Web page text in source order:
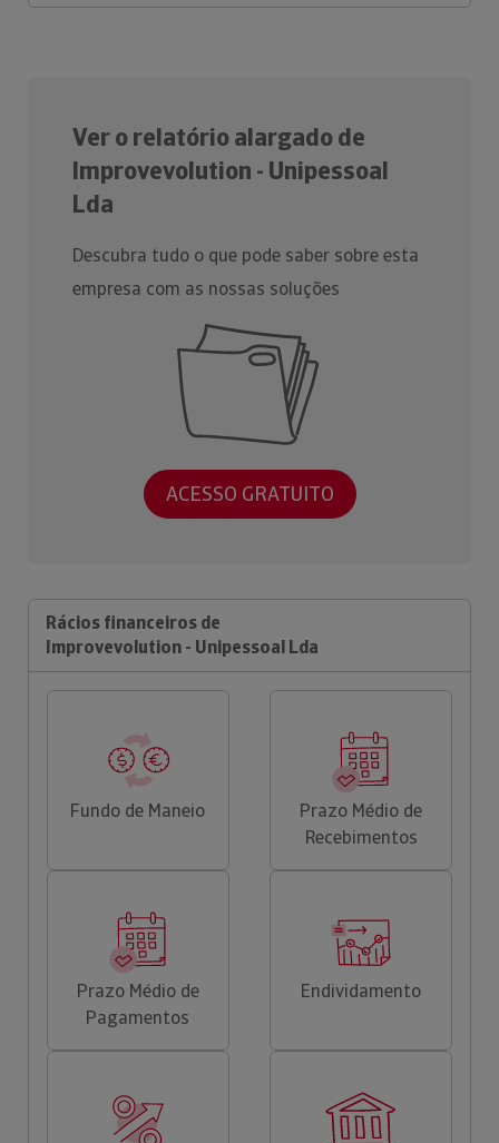
Ver o relatório alargado de
Improvevolution - Unipessoal
Lda
Descubra tudo o que pode saber sobre esta
empresa com as nossas soluções
ACESSO GRATUITO
Rácios financeiros de
Improvevolution - Unipessoal Lda
Fundo de Maneio
Prazo Médio de
Recebimentos
Prazo Médio de
Pagamentos
Endividamento